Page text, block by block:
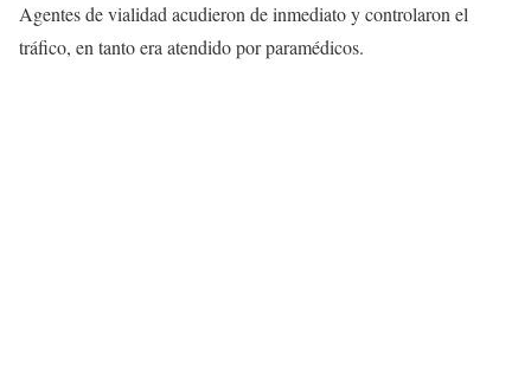
Agentes de vialidad acudieron de inmediato y controlaron el
tráfico, en tanto era atendido por paramédicos.